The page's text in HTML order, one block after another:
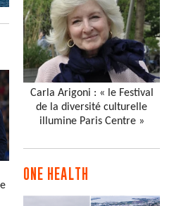
Carla Arigoni : « le Festival
de la diversité culturelle
illumine Paris Centre »
ONE HEALTH